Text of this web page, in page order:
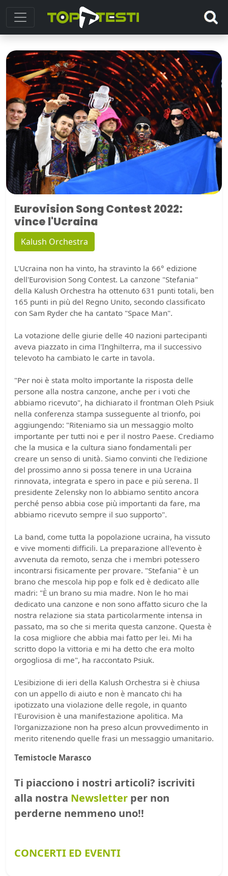
Eurovision Song Contest 2022:
vince l'Ucraina
Kalush Orchestra
L'Ucraina non ha vinto, ha stravinto la 66° edizione
dell'Eurovision Song Contest. La canzone "Stefania"
della Kalush Orchestra ha ottenuto 631 punti totali, ben
165 punti in più del Regno Unito, secondo classificato
con Sam Ryder che ha cantato "Space Man".
La votazione delle giurie delle 40 nazioni partecipanti
aveva piazzato in cima l'Inghilterra, ma il successivo
televoto ha cambiato le carte in tavola.
"Per noi è stata molto importante la risposta delle
persone alla nostra canzone, anche per i voti che
abbiamo ricevuto", ha dichiarato il frontman Oleh Psiuk
nella conferenza stampa susseguente al trionfo, poi
aggiungendo: "Riteniamo sia un messaggio molto
importante per tutti noi e per il nostro Paese. Crediamo
che la musica e la cultura siano fondamentali per
creare un senso di unità. Siamo convinti che l'edizione
del prossimo anno si possa tenere in una Ucraina
rinnovata, integrata e spero in pace e più serena. Il
presidente Zelensky non lo abbiamo sentito ancora
perché penso abbia cose più importanti da fare, ma
abbiamo ricevuto sempre il suo supporto".
La band, come tutta la popolazione ucraina, ha vissuto
e vive momenti difficili. La preparazione all'evento è
avvenuta da remoto, senza che i membri potessero
incontrarsi fisicamente per provare. "Stefania" è un
brano che mescola hip pop e folk ed è dedicato alle
madri: "È un brano su mia madre. Non le ho mai
dedicato una canzone e non sono affatto sicuro che la
nostra relazione sia stata particolarmente intensa in
passato, ma so che si merita questa canzone. Questa è
la cosa migliore che abbia mai fatto per lei. Mi ha
scritto dopo la vittoria e mi ha detto che era molto
orgogliosa di me", ha raccontato Psiuk.
L'esibizione di ieri della Kalush Orchestra si è chiusa
con un appello di aiuto e non è mancato chi ha
ipotizzato una violazione delle regole, in quanto
l'Eurovision è una manifestazione apolitica. Ma
l'organizzazione non ha preso alcun provvedimento in
merito ritenendo quelle frasi un messaggio umanitario.
Temistocle Marasco
Ti piacciono i nostri articoli? iscriviti
alla nostra Newsletter per non
perderne nemmeno uno!!
CONCERTI ED EVENTI